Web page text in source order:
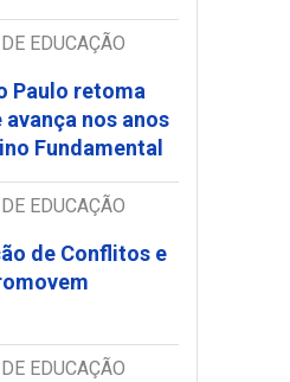
EDUCAÇÃO
Paulo retoma
nos anos
Fundamental
EDUCAÇÃO
de Conflitos e
EDUCAÇÃO